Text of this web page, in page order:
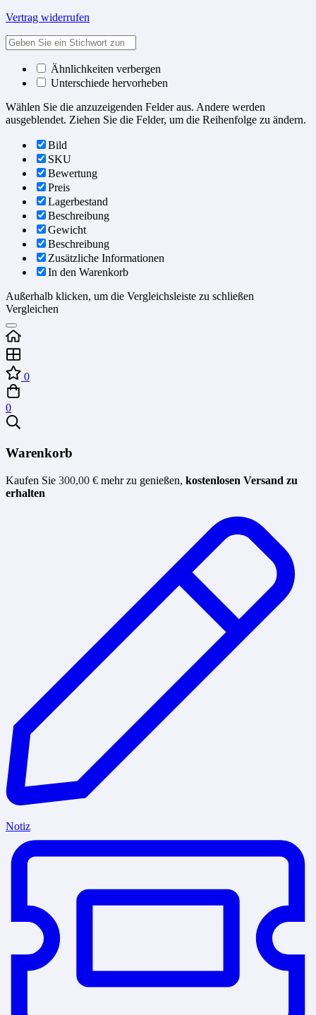
Vertrag widerrufen
Ähnlichkeiten verbergen
Unterschiede hervorheben
Wählen Sie die anzuzeigenden Felder aus. Andere werden
ausgeblendet. Ziehen Sie die Felder, um die Reihenfolge zu ändern.
Bild
SKU
Bewertung
Preis
Lagerbestand
Beschreibung
Gewicht
Beschreibung
Zusätzliche Informationen
In den Warenkorb
Außerhalb klicken, um die Vergleichsleiste zu schließen
Vergleichen
0
0
Warenkorb
Kaufen Sie 300,00 € mehr zu genießen, kostenlosen Versand zu
erhalten
Notiz